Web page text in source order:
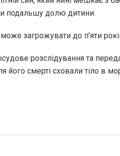
подальшу долю дитини.
загрожувати до п’яти
розслідування та
його смерті сховали тіло в